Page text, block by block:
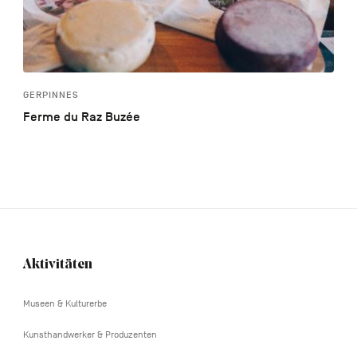
GERPINNES
Ferme du Raz Buzée
Navigation
Aktivitäten
Museen & Kulturerbe
Kunsthandwerker & Produzenten